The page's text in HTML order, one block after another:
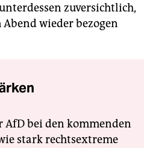
zuversichtlich,
Abend wieder bezogen
AfD bei den kommenden
stark rechtsextreme